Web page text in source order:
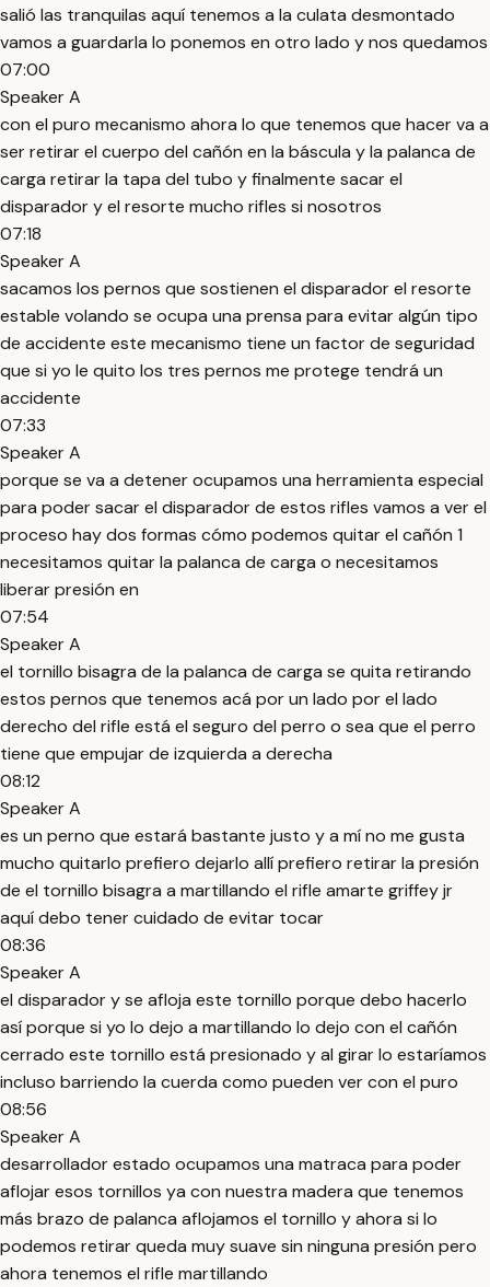
salió las tranquilas aquí tenemos a la culata desmontado
vamos a guardarla lo ponemos en otro lado y nos quedamos
07:00
Speaker A
con el puro mecanismo ahora lo que tenemos que hacer va a
ser retirar el cuerpo del cañón en la báscula y la palanca de
carga retirar la tapa del tubo y finalmente sacar el
disparador y el resorte mucho rifles si nosotros
07:18
Speaker A
sacamos los pernos que sostienen el disparador el resorte
estable volando se ocupa una prensa para evitar algún tipo
de accidente este mecanismo tiene un factor de seguridad
que si yo le quito los tres pernos me protege tendrá un
accidente
07:33
Speaker A
porque se va a detener ocupamos una herramienta especial
para poder sacar el disparador de estos rifles vamos a ver el
proceso hay dos formas cómo podemos quitar el cañón 1
necesitamos quitar la palanca de carga o necesitamos
liberar presión en
07:54
Speaker A
el tornillo bisagra de la palanca de carga se quita retirando
estos pernos que tenemos acá por un lado por el lado
derecho del rifle está el seguro del perro o sea que el perro
tiene que empujar de izquierda a derecha
08:12
Speaker A
es un perno que estará bastante justo y a mí no me gusta
mucho quitarlo prefiero dejarlo allí prefiero retirar la presión
de el tornillo bisagra a martillando el rifle amarte griffey jr
aquí debo tener cuidado de evitar tocar
08:36
Speaker A
el disparador y se afloja este tornillo porque debo hacerlo
así porque si yo lo dejo a martillando lo dejo con el cañón
cerrado este tornillo está presionado y al girar lo estaríamos
incluso barriendo la cuerda como pueden ver con el puro
08:56
Speaker A
desarrollador estado ocupamos una matraca para poder
aflojar esos tornillos ya con nuestra madera que tenemos
más brazo de palanca aflojamos el tornillo y ahora si lo
podemos retirar queda muy suave sin ninguna presión pero
ahora tenemos el rifle martillando